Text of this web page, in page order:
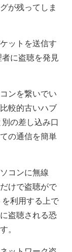
が残ってしま
ットを送信す
に盗聴を発見
ンを繋いでい
較的古いハブ
の差し込み口
の通信を簡単
コンに無線
けで盗聴がで
利用する上で
盗聴される恐
。